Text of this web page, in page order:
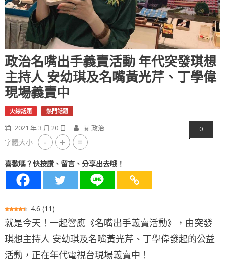
政治名嘴出手義賣活動 年代突發琪想
主持人 安幼琪及名嘴黃光芹、丁學偉
現場義賣中
火線話題 熱門話題
2021 年 3 月 20 日 閱 政治 0
字體大小 - + =
喜歡嗎？快按讚、留言、分享出去哦！
4.6 (11 )
就是今天！一起響應《名嘴出手義賣活動》，由突發
琪想主持人 安幼琪及名嘴黃光芹、丁學偉發起的公益
活動，正在年代電視台現場義賣中！